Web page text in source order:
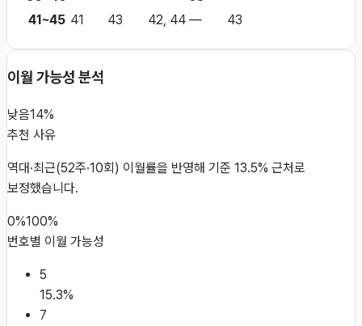
41~45 41 43 42, 44 — 43
이월 가능성 분석
낮음14%
추천 사유
역대·최근(52주·10회) 이월률을 반영해 기준 13.5% 근처로
보정했습니다.
0%100%
번호별 이월 가능성
5
15.3%
7